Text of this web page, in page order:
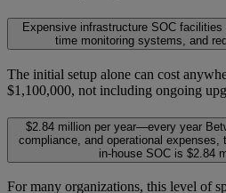
Expensive infrastructure SOC facilities
time monitoring systems, and
The initial setup alone can cost
$1,100,000, not including ongoing
$2.84 million per year—every year
compliance, and operational expenses,
in-house SOC is $2.84
For many organizations, this level of